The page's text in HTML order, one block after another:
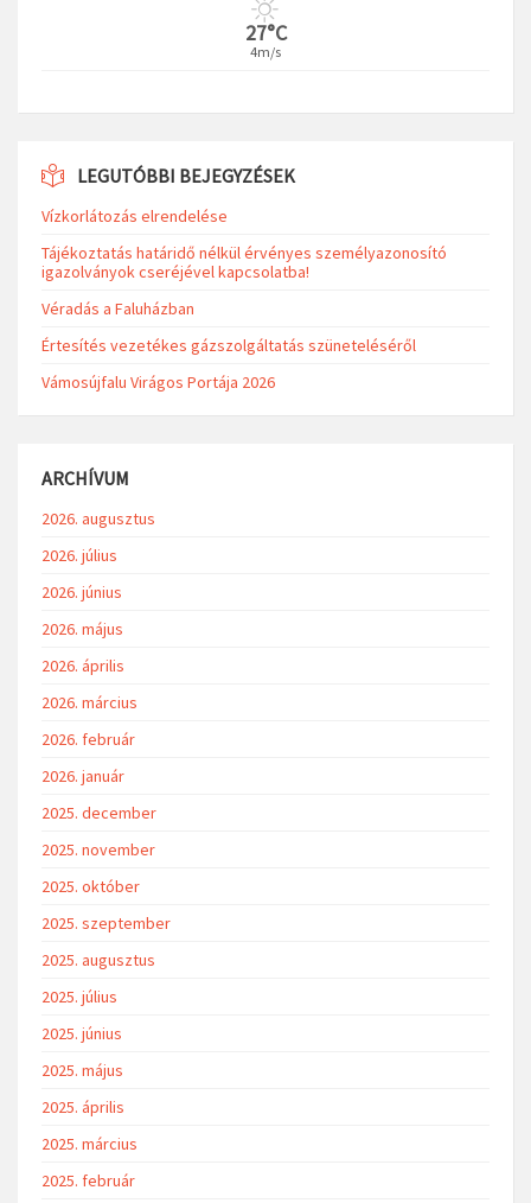
27°C
4m/s
LEGUTÓBBI BEJEGYZÉSEK
Vízkorlátozás elrendelése
Tájékoztatás határidő nélkül érvényes személyazonosító
igazolványok cseréjével kapcsolatba!
Véradás a Faluházban
Értesítés vezetékes gázszolgáltatás szüneteléséről
Vámosújfalu Virágos Portája 2026
ARCHÍVUM
2026. augusztus
2026. július
2026. június
2026. május
2026. április
2026. március
2026. február
2026. január
2025. december
2025. november
2025. október
2025. szeptember
2025. augusztus
2025. július
2025. június
2025. május
2025. április
2025. március
2025. február